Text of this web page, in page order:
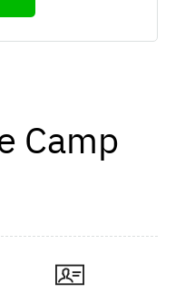
Camp